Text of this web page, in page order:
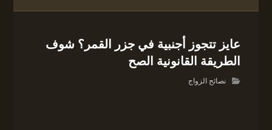
عايز تتجوز أجنبية في جزر القمر؟ شوف
الطريقة القانونية الصح
نصائح الزواج